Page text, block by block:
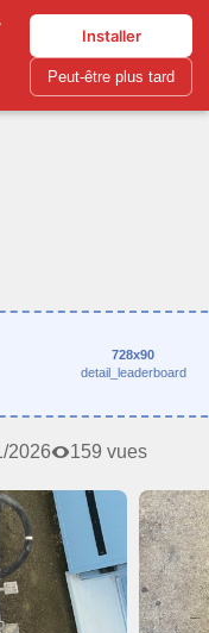
Installer
Peut-être plus tard
728x90
detail_leaderboard
2026 159 vues